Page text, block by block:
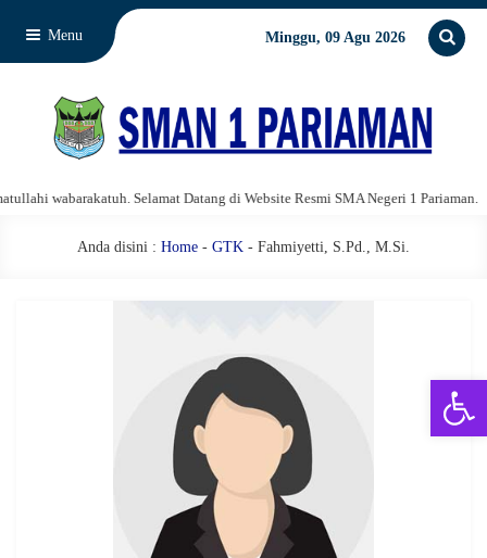
Menu Minggu, 09 Agu 2026
wabarakatuh. Selamat Datang di Website Resmi SMA Negeri 1 Pariaman.
Anda disini : Home - GTK - Fahmiyetti, S.Pd., M.Si.